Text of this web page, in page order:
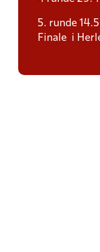
5. runde
Finale i